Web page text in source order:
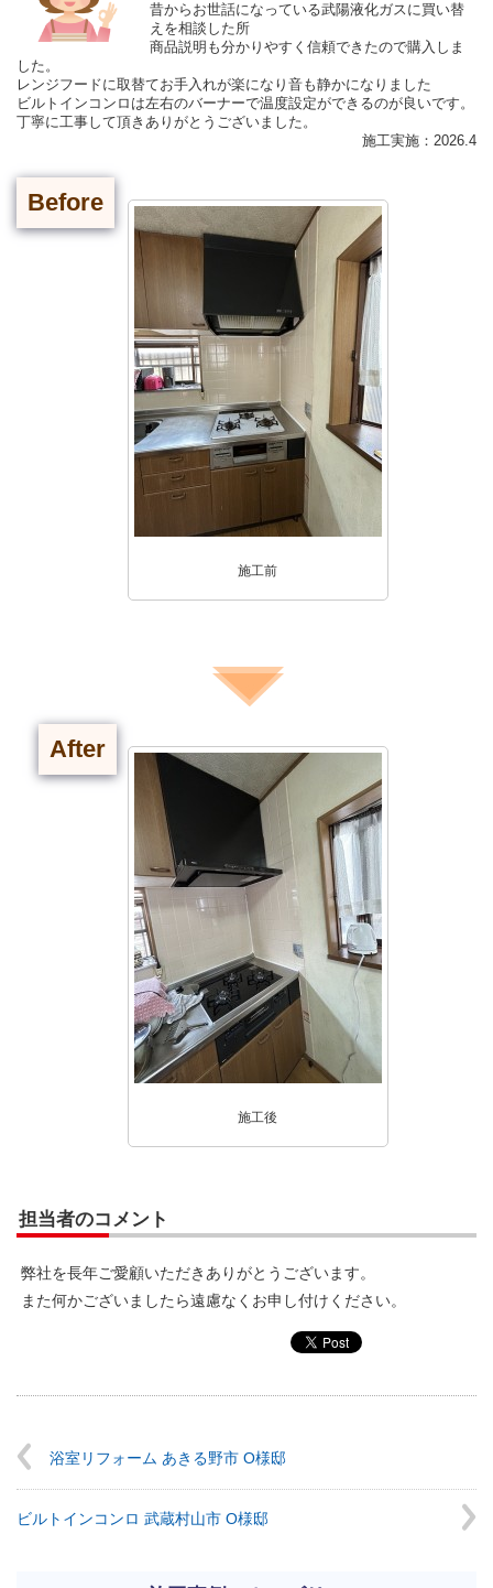
昔からお世話になっている武陽液化ガスに買い替
えを相談した所
商品説明も分かりやすく信頼できたので購入しま
した。
レンジフードに取替てお手入れが楽になり音も静かになりました
ビルトインコンロは左右のバーナーで温度設定ができるのが良いです。
丁寧に工事して頂きありがとうございました。
施工実施：2026.4
Before
施工前
After
施工後
担当者のコメント
弊社を長年ご愛顧いただきありがとうございます。
また何かございましたら遠慮なくお申し付けください。
浴室リフォーム あきる野市 O様邸
ビルトインコンロ 武蔵村山市 O様邸